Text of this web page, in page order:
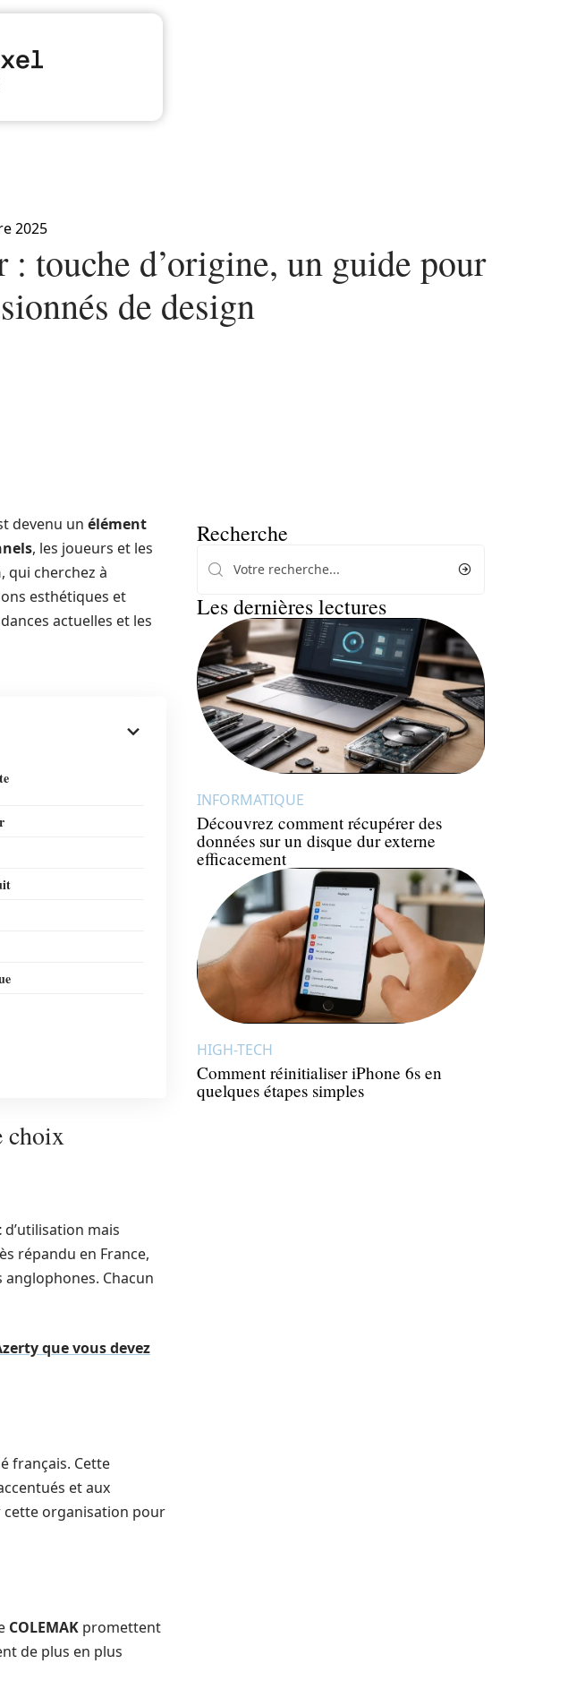
2025
: touche d’origine, un guide pour
de design
devenu un élément
, les joueurs et les
, qui cherchez à
esthétiques et
actuelles et les
choix
d’utilisation mais
répandu en France,
Chacun
que vous devez
français. Cette
et aux
cette organisation pour
COLEMAK promettent
de plus en plus
Recherche
Les dernières lectures
INFORMATIQUE
Découvrez comment récupérer des
données sur un disque dur externe
efficacement
HIGH-TECH
Comment réinitialiser iPhone 6s en
quelques étapes simples